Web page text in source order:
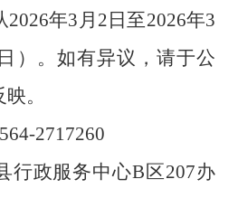
2026年3 月 2 日至2026年3
）。如有异议，请于公
。
2717260
行政服务中心B 区207办